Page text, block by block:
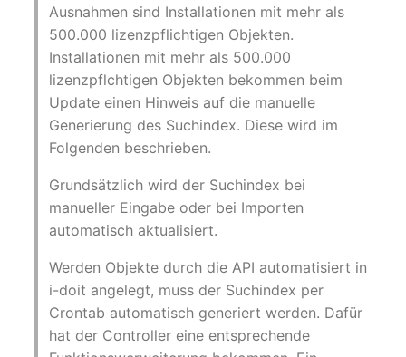
Changelog 22
Changelog 21
Changelog 20
Changelogs 1.19.x
Changelogs 1.18.x
Changelogs 1.16.x
Changelogs 1.15.x
Clustermitgliedschaften
Controller
CPU
Datenbank Gateway
Datenbanklinks
Datenbankobjekte
FC-Switch
Flugzeug
Gebäude
Kabel
Klimaanlage
Client
Objekt-Beziehungen
Lebens und
Dokumentationszyklus
Eindeutige
Referenzierungen
Benutzerdefinierte Zähler
IP Address Management
(IPAM)
Kabel-Patches und -wege
Komplexe Reports
Prod→Test Datenbank-
Synchronisation
Standort-basierte
Benutzerrechte
Standorte
Maintenance
Nagios
OCS Inventory NG
Relocate-CI
Replacement
Rights Documentation
SHD Connect
Report Views
Signal-Slot System
DIY Daten-Import
programmieren
Ausnahmen sind Installationen mit mehr als
500.000 lizenzpflichtigen Objekten.
Installationen mit mehr als 500.000
lizenzpflchtigen Objekten bekommen beim
Update einen Hinweis auf die manuelle
Generierung des Suchindex. Diese wird im
Folgenden beschrieben.
Grundsätzlich wird der Suchindex bei
manueller Eingabe oder bei Importen
automatisch aktualisiert.
Werden Objekte durch die API automatisiert in
i-doit angelegt, muss der Suchindex per
Crontab automatisch generiert werden. Dafür
hat der Controller eine entsprechende